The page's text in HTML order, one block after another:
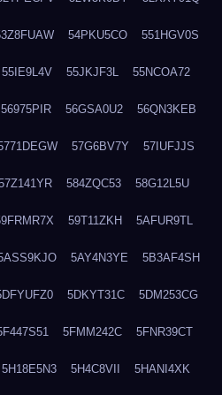
54PKU5CO 551HGV0S
55IE9L4V 55JKJF3L 55NCOA72
56975PIR 56GSA0U2 56QN3KEB
57G6BV7Y 57IUFJJS
584ZQC53 58G12L5U
59T11ZKH 5AFUR9TL
5AY4N3YE 5B3AF4SH
5DKYT31C 5DM253CG
5FMM242C 5FNR39CT
5H18E5N3 5H4C8VII 5HANI4XK